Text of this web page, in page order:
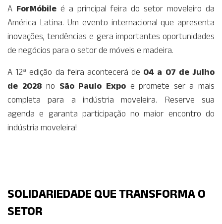
A ForMóbile é a principal feira do setor moveleiro da
América Latina. Um evento internacional que apresenta
inovações, tendências e gera importantes oportunidades
de negócios para o setor de móveis e madeira.
A 12ª edição da feira acontecerá de 04 a 07 de Julho
de 2028 no São Paulo Expo e promete ser a mais
completa para a indústria moveleira. Reserve sua
agenda e garanta participação no maior encontro do
indústria moveleira!
SOLIDARIEDADE QUE TRANSFORMA O
SETOR